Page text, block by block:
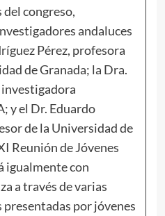
congreso,
andaluces
Pérez, profesora
de Granada; la Dra.
y el Dr. Eduardo
de la Universidad de
Reunión de Jóvenes
igualmente con
a través de varias
por jóvenes